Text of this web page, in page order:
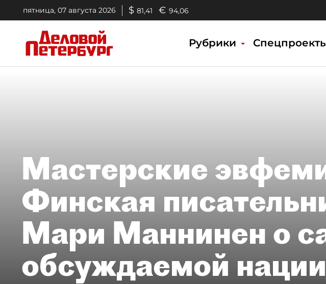
пятница, 07 августа 2026 $ 81,41 € 94,06
Рубрики
Мастерские
Финская
Мари Маннинен о
обсуждаемой нации